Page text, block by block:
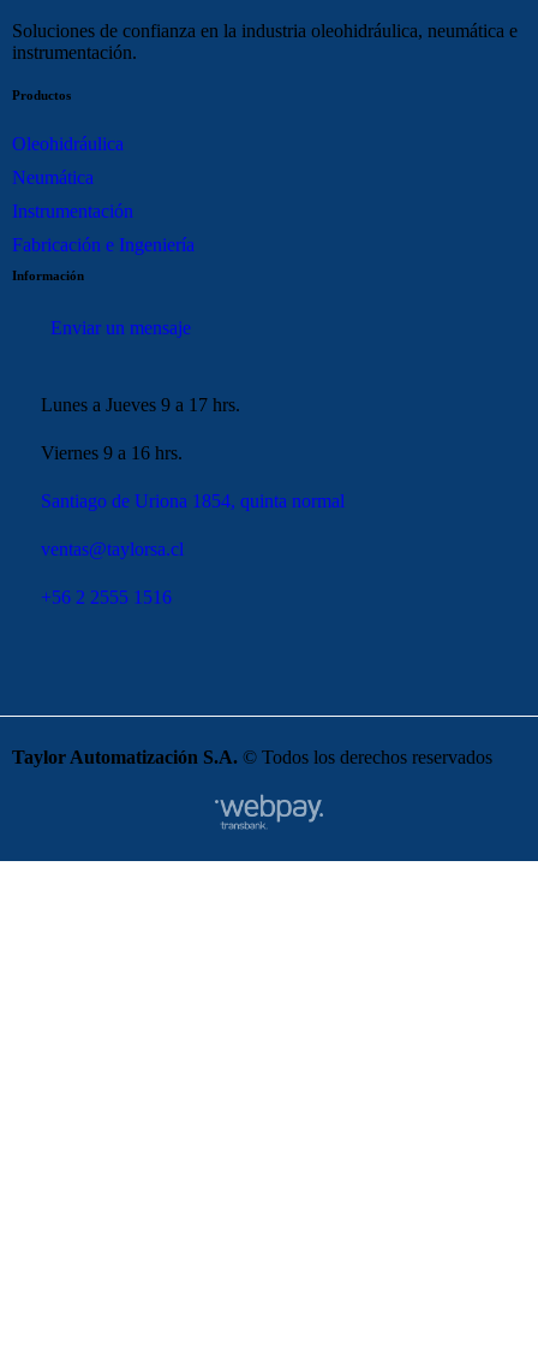
Soluciones de confianza en la industria oleohidráulica, neumática e
instrumentación.
Productos
Oleohidráulica
Neumática
Instrumentación
Fabricación e Ingeniería
Información
Enviar un mensaje
Lunes a Jueves 9 a 17 hrs.
Viernes 9 a 16 hrs.
Santiago de Uriona 1854, quinta normal
ventas@taylorsa.cl
+56 2 2555 1516
Taylor Automatización S.A. © Todos los derechos reservados